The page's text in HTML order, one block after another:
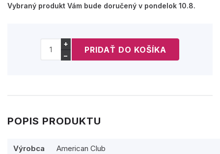
Vybraný produkt Vám bude doručený v pondelok 10.8.
+
−
POPIS PRODUKTU
Výrobca American Club